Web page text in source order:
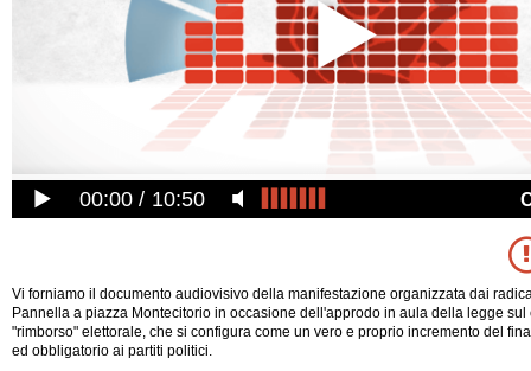
00:00 10:50
Vi forniamo il documento audiovisivo della manifestazione organizzata dai
Pannella a piazza Montecitorio in occasione dell'approdo in aula della legge sul
"rimborso" elettorale, che si configura come un vero e proprio incremento del
ed obbligatorio ai partiti politici.